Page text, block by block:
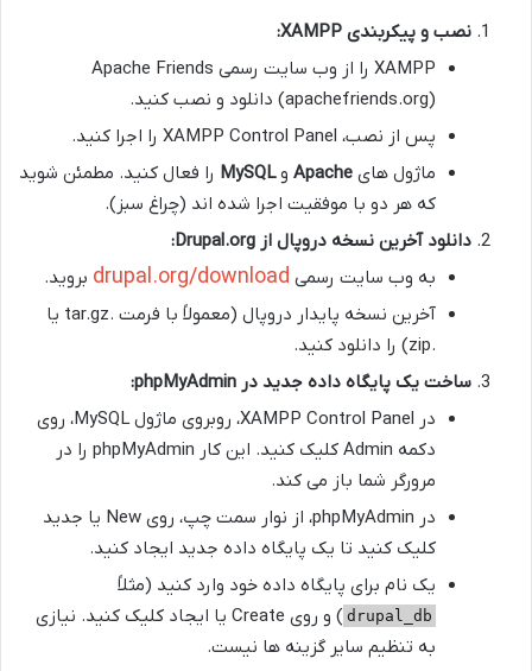
نصب و پیکربندی XAMPP:
XAMPP را از وب سایت رسمی Apache Friends
(apachefriends.org) دانلود و نصب کنید.
پس از نصب، XAMPP Control Panel را اجرا کنید.
ماژول های Apache وMySQL را فعال کنید. مطمئن شوید
که هر دو با موفقیت اجرا شده اند (چراغ سبز).
دانلود آخرین نسخه دروپال از Drupal.org:
به وب سایت رسمی drupal.org/download بروید.
آخرین نسخه پایدار دروپال (معمولاً با فرمت .tar.gz یا
.zip) را دانلود کنید.
ساخت یک پایگاه داده جدید در phpMyAdmin:
در XAMPP Control Panel، روبروی ماژول MySQL، روی
دکمه Admin کلیک کنید. این کار phpMyAdmin را در
مرورگر شما باز می کند.
در phpMyAdmin، از نوار سمت چپ، روی New یا جدید
کلیک کنید تا یک پایگاه داده جدید ایجاد کنید.
یک نام برای پایگاه داده خود وارد کنید (مثلاً
drupal_db
) و روی Create یا ایجاد کلیک کنید. نیازی
به تنظیم سایر گزینه ها نیست.